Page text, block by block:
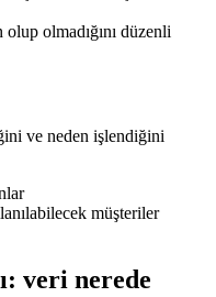
olmadığını düzenli
ve neden işlendiğini
müşteriler
veri nerede